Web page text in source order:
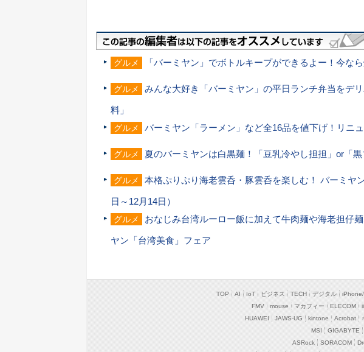
グルメ 「バーミヤン」でボトルキープができるよー！今な
グルメ みんな大好き「バーミヤン」の平日ランチ弁当をデ
料」
グルメ バーミヤン「ラーメン」など全16品を値下げ！リニ
グルメ 夏のバーミヤンは白黒麺！「豆乳冷やし担担」or「
グルメ 本格ぷりぷり海老雲呑・豚雲呑を楽しむ！ バーミヤ
日～12月14日）
グルメ おなじみ台湾ルーロー飯に加えて牛肉麺や海老担仔
ヤン「台湾美食」フェア
TOP AI IoT ビジネス TECH デジタル
FMV
mouse マカフィー ELECOM
HUAWEI
JAWS-UG kintone Acrobat
MSI
GIGABYTE
ASRock
SORACOM